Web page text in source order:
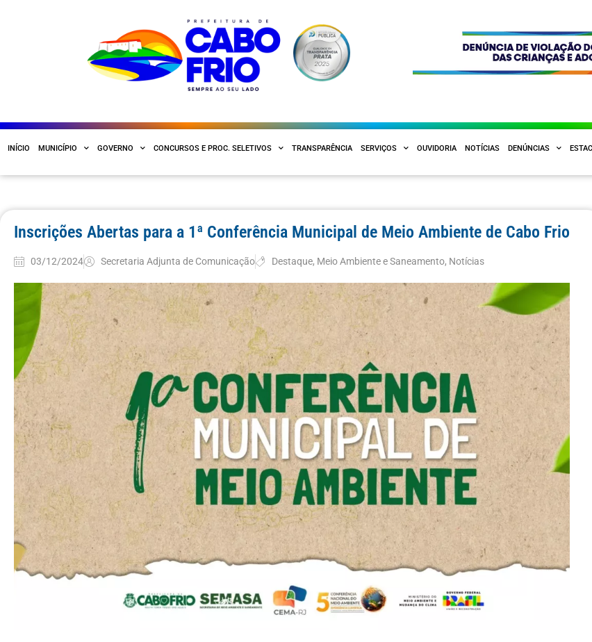
INÍCIO MUNICÍPIO GOVERNO CONCURSOS E PROC. SELETIVOS TRANSPARÊNCIA SERVIÇOS OUVIDORIA NOTÍCIAS DENÚNCIAS
Inscrições Abertas para a 1ª Conferência Municipal de Meio Ambiente de Cabo Frio
03/12/2024 Secretaria Adjunta de Comunicação Destaque, Meio Ambiente e Saneamento, Notícias